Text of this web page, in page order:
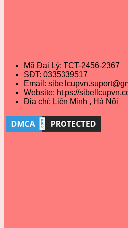
Mã Đại Lý: TCT-2456-2367
SĐT: 0335339517
Email:
Website: https://
Địa chỉ: Liên Minh , Hà Nội